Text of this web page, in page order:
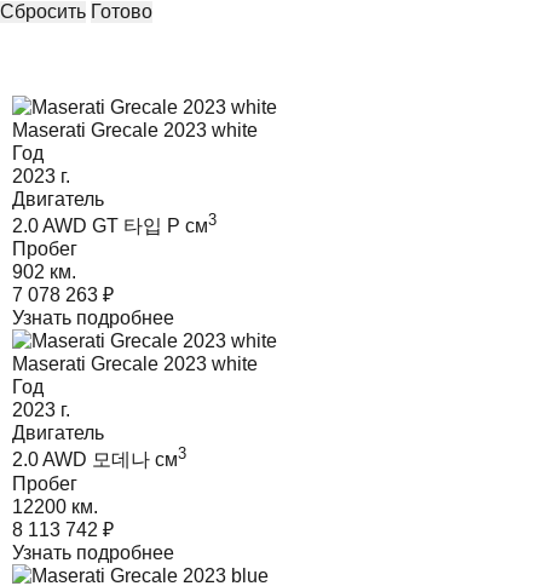
Сбросить Готово
Maserati Grecale 2023 white
Год
2023 г.
Двигатель
2.0 AWD GT 타입 P cм3
Пробег
902 км.
7 078 263 ₽
Узнать подробнее
Maserati Grecale 2023 white
Год
2023 г.
Двигатель
2.0 AWD 모데나 cм3
Пробег
12200 км.
8 113 742 ₽
Узнать подробнее